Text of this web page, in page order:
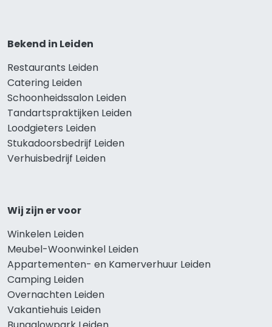
Bekend in Leiden
Restaurants Leiden
Catering Leiden
Schoonheidssalon Leiden
Tandartspraktijken Leiden
Loodgieters Leiden
Stukadoorsbedrijf Leiden
Verhuisbedrijf Leiden
Wij zijn er voor
Winkelen Leiden
Meubel-Woonwinkel Leiden
Appartementen- en Kamerverhuur Leiden
Camping Leiden
Overnachten Leiden
Vakantiehuis Leiden